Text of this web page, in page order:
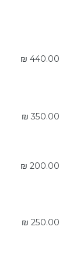
440.00 ₪
מחיר
350.00 ₪
מחיר
200.00 ₪
מחיר
250.00 ₪